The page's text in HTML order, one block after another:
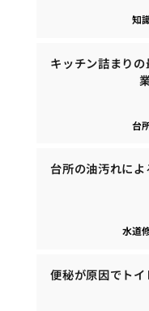
知
キッチン詰まり
台
台所の油汚れに
水道
便秘が原因でト